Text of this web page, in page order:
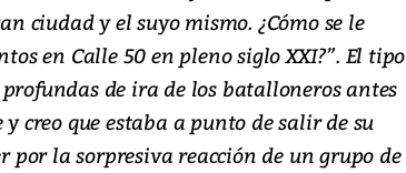
ciudad y el suyo mismo. ¿Cómo se le
en Calle 50 en pleno siglo XXI?”. El tipo
de ira de los batalloneros antes
creo que estaba a punto de salir de su
por la sorpresiva reacción de un grupo de